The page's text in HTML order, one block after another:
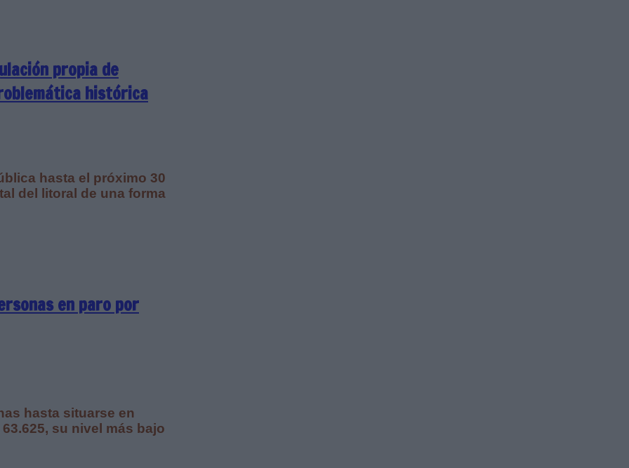
propia de
histórica
hasta el próximo 30
del litoral de una forma
en paro por
hasta situarse en
su nivel más bajo